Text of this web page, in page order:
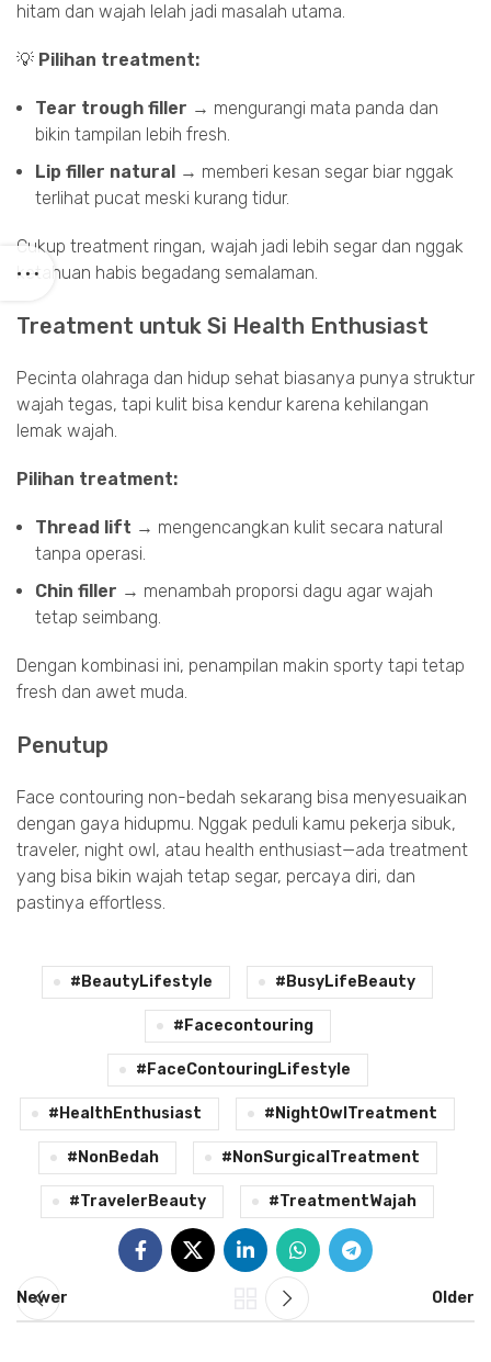
hitam dan wajah lelah jadi masalah utama.
💡 Pilihan treatment:
Tear trough filler → mengurangi mata panda dan
bikin tampilan lebih fresh.
Lip filler natural → memberi kesan segar biar nggak
terlihat pucat meski kurang tidur.
Cukup treatment ringan, wajah jadi lebih segar dan nggak
ketahuan habis begadang semalaman.
Treatment untuk Si Health Enthusiast
Pecinta olahraga dan hidup sehat biasanya punya struktur
wajah tegas, tapi kulit bisa kendur karena kehilangan
lemak wajah.
Pilihan treatment:
Thread lift → mengencangkan kulit secara natural
tanpa operasi.
Chin filler → menambah proporsi dagu agar wajah
tetap seimbang.
Dengan kombinasi ini, penampilan makin sporty tapi tetap
fresh dan awet muda.
Penutup
Face contouring non-bedah sekarang bisa menyesuaikan
dengan gaya hidupmu. Nggak peduli kamu pekerja sibuk,
traveler, night owl, atau health enthusiast—ada treatment
yang bisa bikin wajah tetap segar, percaya diri, dan
pastinya effortless.
#BeautyLifestyle #BusyLifeBeauty
#facecontouring
#FaceContouringLifestyle
#HealthEnthusiast #NightOwlTreatment
#NonBedah #NonSurgicalTreatment
#TravelerBeauty #TreatmentWajah
Newer Older